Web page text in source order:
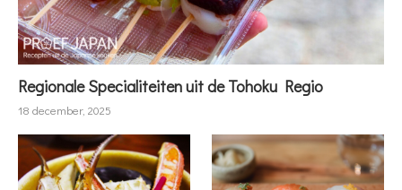
Regionale Specialiteiten uit de Tohoku Regio
18 december, 2025